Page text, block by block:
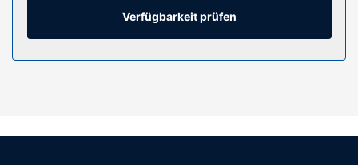
Toilettenartikel und Haartrockner verfügen.
Ausstattung der Anlage
Entspann dich im Wellnessbereich, der Massagen,
auch kostenloses WLAN, ein Concierge-Service und ein
Verfügbarkeit prüfen